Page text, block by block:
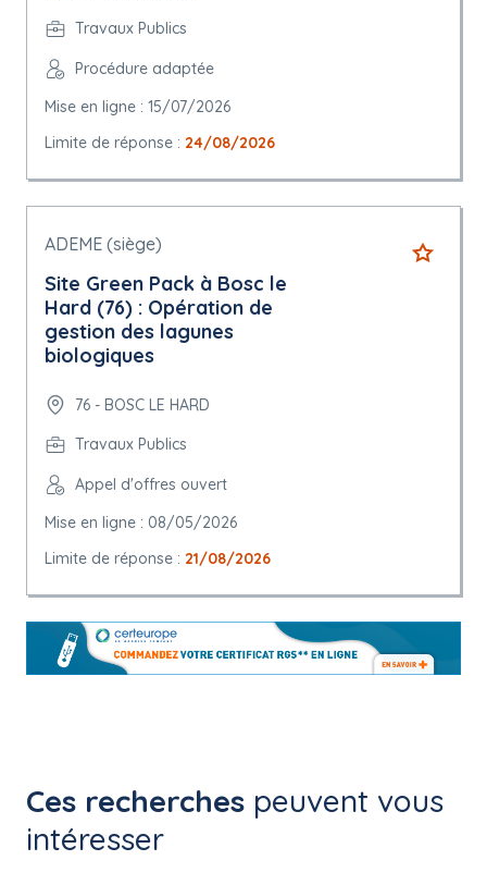
Travaux Publics
Procédure adaptée
Mise en ligne : 15/07/2026
Limite de réponse : 24/08/2026
ADEME (siège)
Site Green Pack à Bosc le
Hard (76) : Opération de
gestion des lagunes
biologiques
76 - BOSC LE HARD
Travaux Publics
Appel d'offres ouvert
Mise en ligne : 08/05/2026
Limite de réponse : 21/08/2026
Ces recherches peuvent vous
intéresser